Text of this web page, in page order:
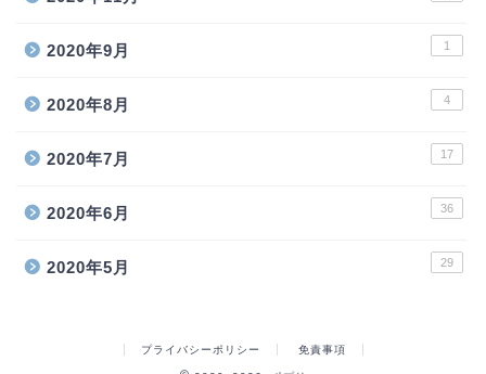
2020年9月 1
2020年8月 4
2020年7月 17
2020年6月 36
2020年5月 29
プライバシーポリシー 免責事項